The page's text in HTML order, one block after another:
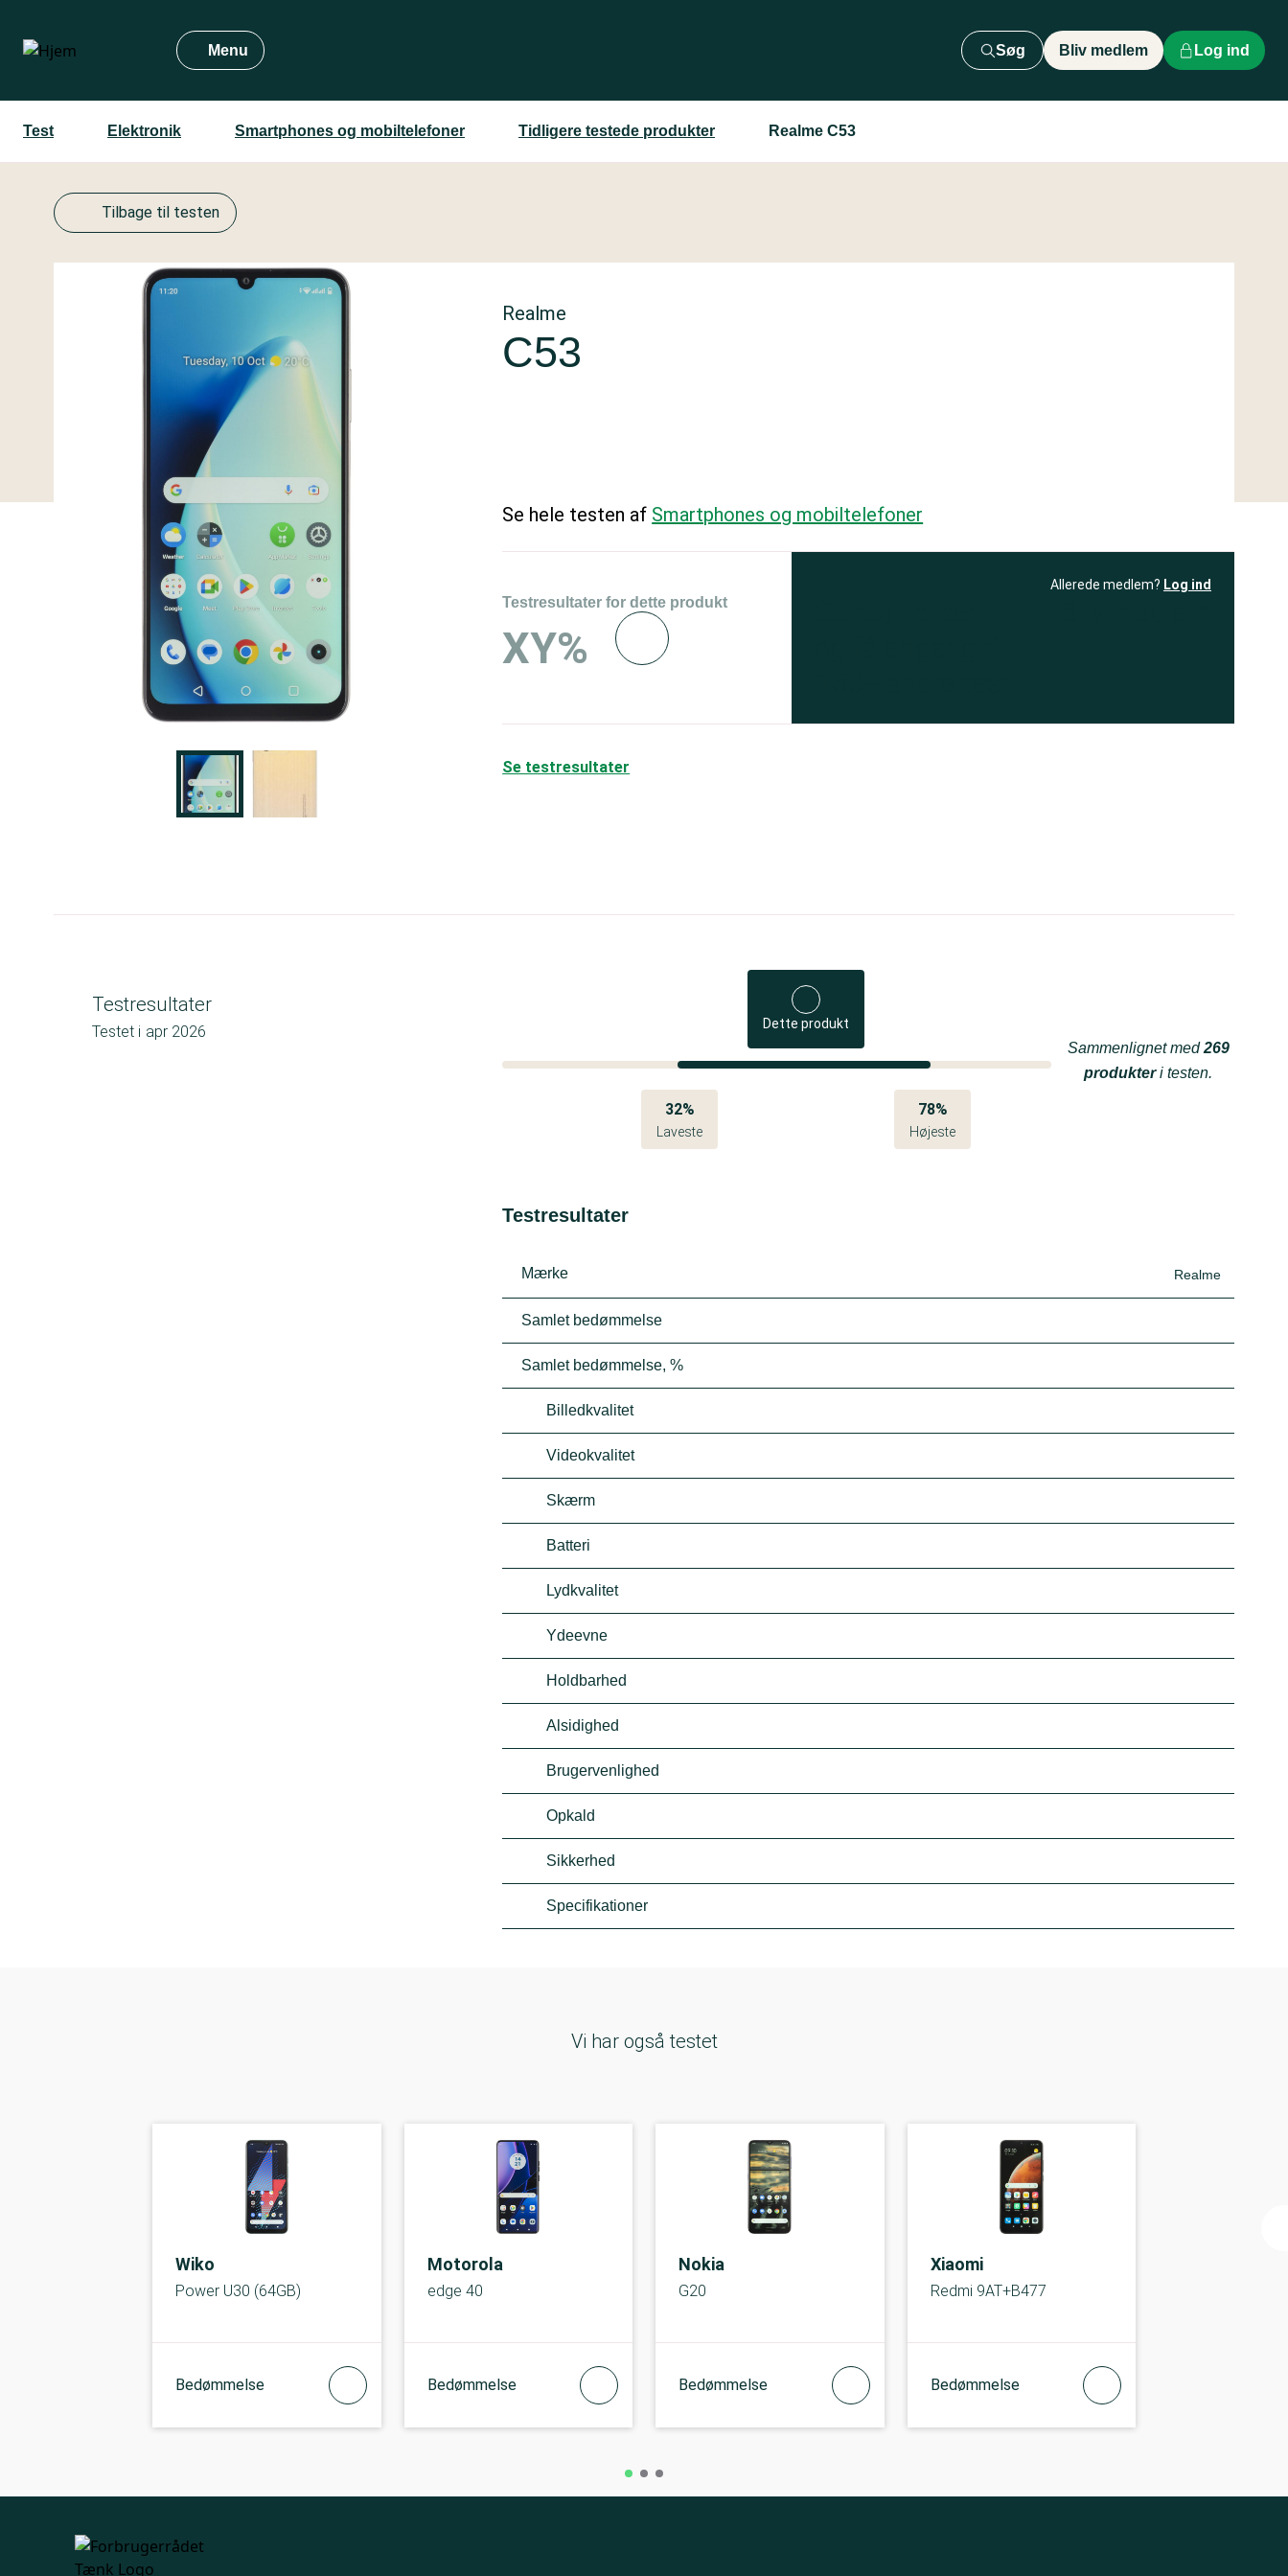
hovedindhold
Menu Søg Bliv medlem Log ind
Test Elektronik Smartphones og mobiltelefoner Tidligere testede produkter Realme C53
Tilbage til testen
Realme
C53
Se hele testen af Smartphones og mobiltelefoner
Testresultater for dette produkt
XY%
Allerede medlem? Log ind
Se testresultater
Testresultater
Testet i apr 2026 Dette produkt
32%
Laveste
78%
Højeste
Sammenlignet med269
produkteri testen.
Testresultater
Mærke Realme
Samlet bedømmelse
Samlet bedømmelse, %
Billedkvalitet
Videokvalitet
Skærm
Batteri
Lydkvalitet
Ydeevne
Holdbarhed
Alsidighed
Brugervenlighed
Opkald
Sikkerhed
Specifikationer
Vi har også testet
Wiko
Power U30 (64GB)
Bedømmelse
Motorola
edge 40
Bedømmelse
Nokia
G20
Bedømmelse
Xiaomi
Redmi 9AT+B477
Bedømmelse